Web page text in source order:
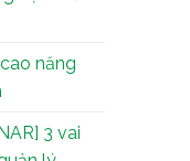
năng
3 vai